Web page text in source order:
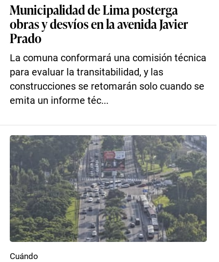
Municipalidad de Lima posterga
obras y desvíos en la avenida Javier
Prado
La comuna conformará una comisión técnica
para evaluar la transitabilidad, y las
construcciones se retomarán solo cuando se
emita un informe téc...
Cuándo